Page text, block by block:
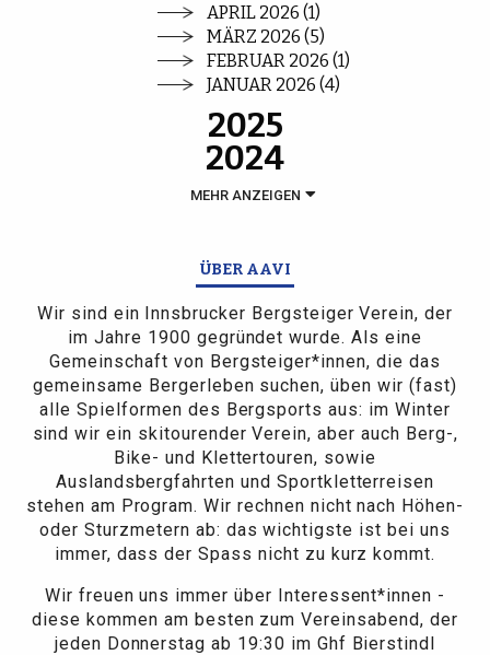
APRIL 2026 (1)
MÄRZ 2026 (5)
FEBRUAR 2026 (1)
JANUAR 2026 (4)
2025
2024
MEHR ANZEIGEN
ÜBER AAVI
Wir sind ein Innsbrucker Bergsteiger Verein, der
im Jahre 1900 gegründet wurde. Als eine
Gemeinschaft von Bergsteiger*innen, die das
gemeinsame Bergerleben suchen, üben wir (fast)
alle Spielformen des Bergsports aus: im Winter
sind wir ein skitourender Verein, aber auch Berg-,
Bike- und Klettertouren, sowie
Auslandsbergfahrten und Sportkletterreisen
stehen am Program. Wir rechnen nicht nach Höhen-
oder Sturzmetern ab: das wichtigste ist bei uns
immer, dass der Spass nicht zu kurz kommt.
Wir freuen uns immer über Interessent*innen -
diese kommen am besten zum Vereinsabend, der
jeden Donnerstag ab 19:30 im Ghf Bierstindl